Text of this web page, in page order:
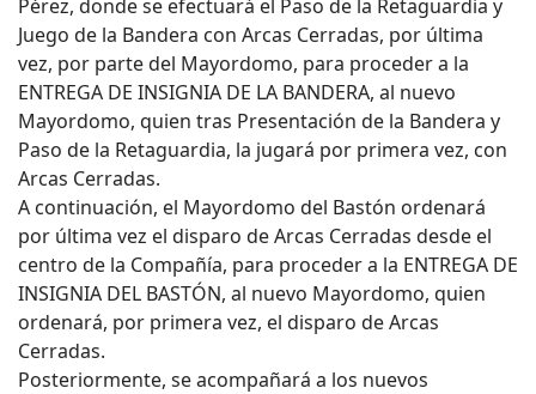
Pérez, donde se efectuará el Paso de la Retaguardia y
Juego de la Bandera con Arcas Cerradas, por última
vez, por parte del Mayordomo, para proceder a la
ENTREGA DE INSIGNIA DE LA BANDERA, al nuevo
Mayordomo, quien tras Presentación de la Bandera y
Paso de la Retaguardia, la jugará por primera vez, con
Arcas Cerradas.
A continuación, el Mayordomo del Bastón ordenará
por última vez el disparo de Arcas Cerradas desde el
centro de la Compañía, para proceder a la ENTREGA DE
INSIGNIA DEL BASTÓN, al nuevo Mayordomo, quien
ordenará, por primera vez, el disparo de Arcas
Cerradas.
Posteriormente, se acompañará a los nuevos